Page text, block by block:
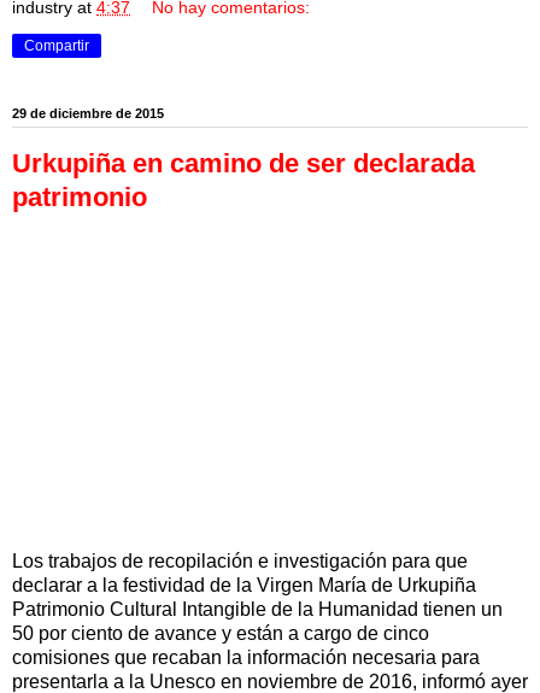
industry at 4:37 No hay comentarios:
Compartir
29 de diciembre de 2015
Urkupiña en camino de ser declarada
patrimonio
Los trabajos de recopilación e investigación para que
declarar a la festividad de la Virgen María de Urkupiña
Patrimonio Cultural Intangible de la Humanidad tienen un
50 por ciento de avance y están a cargo de cinco
comisiones que recaban la información necesaria para
presentarla a la Unesco en noviembre de 2016, informó ayer